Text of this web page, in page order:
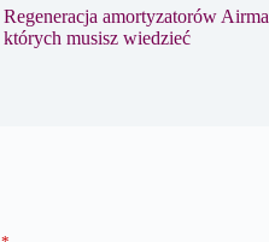
Regeneracja amortyzatorów
których musisz wiedzieć